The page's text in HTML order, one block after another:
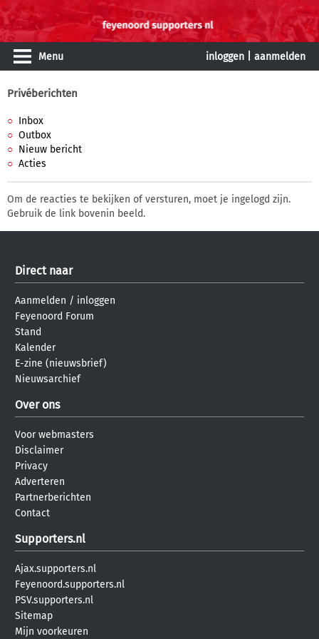
Menu inloggen aanmelden
Privéberichten
Inbox
Outbox
Nieuw bericht
Acties
Om de reacties te bekijken of versturen, moet je ingelogd zijn.
Gebruik de link bovenin beeld.
Direct naar
Aanmelden / inloggen
Feyenoord Forum
Stand
Kalender
E-zine (nieuwsbrief)
Nieuwsarchief
Over ons
Voor webmasters
Disclaimer
Privacy
Adverteren
Partnerberichten
Contact
Supporters.nl
Ajax.supporters.nl
Feyenoord.supporters.nl
PSV.supporters.nl
Sitemap
Mijn voorkeuren